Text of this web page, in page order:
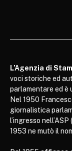
L’Agenzia di
voci storiche ed
parlamentare ed è
Nel 1950
giornalistica
l’ingresso
1953 ne mutò il